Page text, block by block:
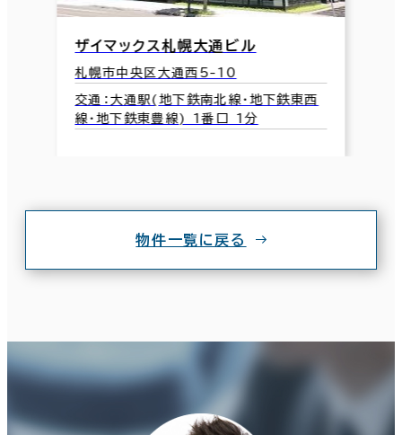
ザイマックス札幌大通ビル
札幌市中央区大通西5-10
交通：大通駅(地下鉄南北線･地下鉄東西
線･地下鉄東豊線) 1番口 1分
物件一覧に戻る